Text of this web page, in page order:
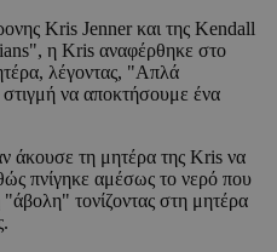
Kris Jenner και της Kendall
η Kris αναφέρθηκε στο
λέγοντας, "Απλά
να αποκτήσουμε ένα
άκουσε τη μητέρα της Kris να
πνίγηκε αμέσως το νερό που
τονίζοντας στη μητέρα